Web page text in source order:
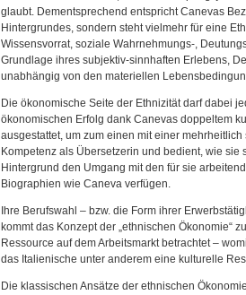
glaubt. Dementsprechend entspricht Canevas
Hintergrundes, sondern steht vielmehr für eine
Wissensvorrat, soziale Wahrnehmungs-,
Grundlage ihres subjektiv-sinnhaften Erlebens,
unabhängig von den materiellen
Die ökonomische Seite der Ethnizität darf dabei
ökonomischen Erfolg dank Canevas doppeltem
ausgestattet, um zum einen mit einer
Kompetenz als Übersetzerin und bedient, wie sie
Hintergrund den Umgang mit den für sie
Biographien wie Caneva verfügen.
Ihre Berufswahl – bzw. die Form ihrer
kommt das Konzept der „ethnischen Ökonomie“
Ressource auf dem Arbeitsmarkt betrachtet –
das Italienische unter anderem eine kulturelle
Die klassischen Ansätze der ethnischen